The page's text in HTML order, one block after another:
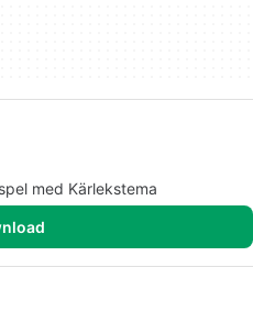
med Kärlekstema